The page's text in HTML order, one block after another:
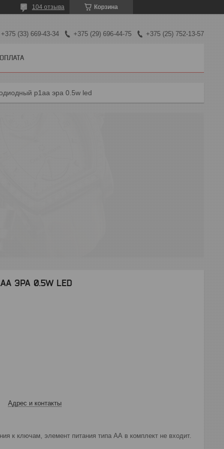
Корзина
104 отзыва
+375 (33) 669-43-34 +375 (29) 696-44-75 +375 (25) 752-13-57
p1aa эра 0.5w led
ЭРА 0.5W LED
Адрес и контакты
к ключам, элемент питания типа АА в комплект не входит.